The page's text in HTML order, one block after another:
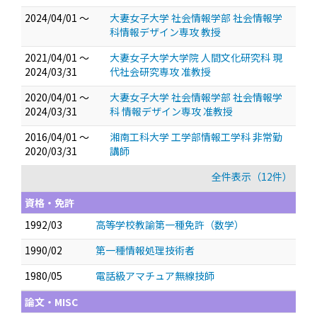
2024/04/01 ～
大妻女子大学 社会情報学部 社会情報学
科情報デザイン専攻 教授
2021/04/01 ～
2024/03/31
大妻女子大学大学院 人間文化研究科 現
代社会研究専攻 准教授
2020/04/01 ～
2024/03/31
大妻女子大学 社会情報学部 社会情報学
科 情報デザイン専攻 准教授
2016/04/01 ～
2020/03/31
湘南工科大学 工学部情報工学科 非常勤
講師
全件表示（12件）
資格・免許
1992/03
高等学校教諭第一種免許（数学）
1990/02
第一種情報処理技術者
1980/05
電話級アマチュア無線技師
論文・MISC